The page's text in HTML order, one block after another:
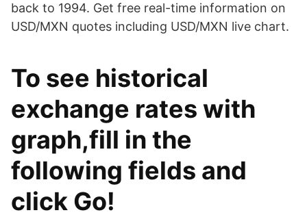
back to 1994. Get free real-time information on
USD/MXN quotes including USD/MXN live chart.
To see historical
exchange rates with
graph,fill in the
following fields and
click Go!